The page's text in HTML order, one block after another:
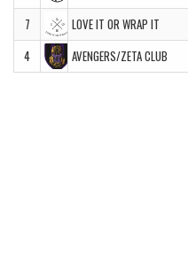
7
LOVE IT OR WRAP IT
4
AVENGERS/ZETA CLUB